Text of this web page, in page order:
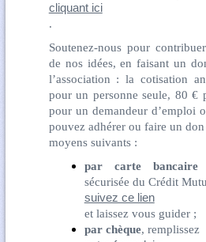
cliquant ici
.
Soutenez-nous pour
de nos idées, en faisant un
l’association : la cotisation
pour un personne seule, 80 €
pour un demandeur d’emploi
pouvez adhérer ou faire un
moyens suivants :
par carte bancaire
sécurisée du Crédit
suivez ce lien
et laissez vous guider ;
par chèque, remplissez